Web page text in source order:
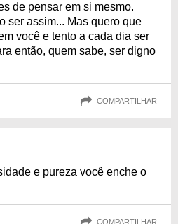
de pensar em si mesmo.
ser assim... Mas quero que
você e tento a cada dia ser
então, quem sabe, ser digno
COMPARTILHAR
e pureza você enche o
COMPARTILHAR